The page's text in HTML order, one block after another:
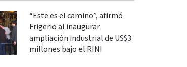
“Este es el camino”, afirmó
Frigerio al inaugurar
ampliación industrial de US$3
millones bajo el RINI